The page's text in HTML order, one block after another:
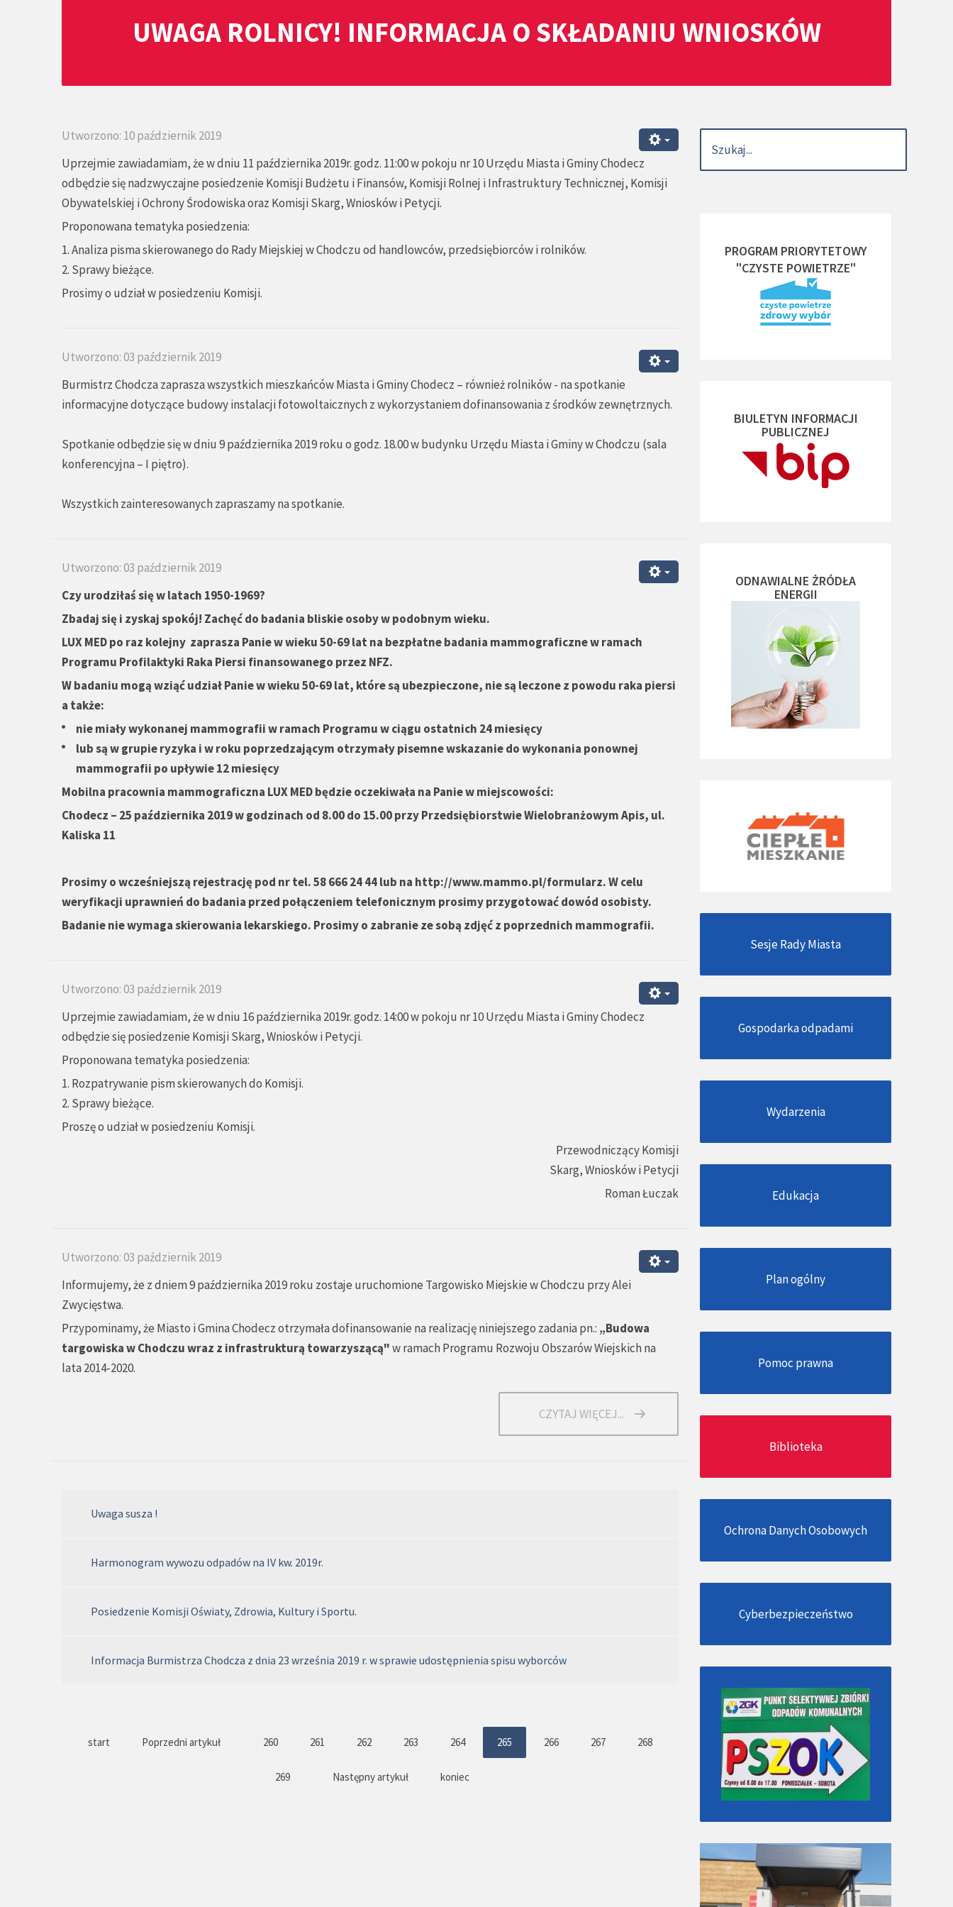
UWAGA ROLNICY! INFORMACJA O SKŁADANIU WNIOSKÓW
Utworzono: 10 październik 2019
Uprzejmie zawiadamiam, że w dniu 11 października 2019r. godz. 11:00 w pokoju nr 10 Urzędu Miasta i Gminy Chodecz
odbędzie się nadzwyczajne posiedzenie Komisji Budżetu i Finansów, Komisji Rolnej i Infrastruktury Technicznej, Komisji
Obywatelskiej i Ochrony Środowiska oraz Komisji Skarg, Wniosków i Petycji.
Proponowana tematyka posiedzenia:
1. Analiza pisma skierowanego do Rady Miejskiej w Chodczu od handlowców, przedsiębiorców i rolników.
2. Sprawy bieżące.
Prosimy o udział w posiedzeniu Komisji.
Utworzono: 03 październik 2019
Burmistrz Chodcza zaprasza wszystkich mieszkańców Miasta i Gminy Chodecz – również rolników - na spotkanie
informacyjne dotyczące budowy instalacji fotowoltaicznych z wykorzystaniem dofinansowania z środków zewnętrznych.
Spotkanie odbędzie się w dniu 9 października 2019 roku o godz. 18.00 w budynku Urzędu Miasta i Gminy w Chodczu (sala
konferencyjna – I piętro).
Wszystkich zainteresowanych zapraszamy na spotkanie.
Utworzono: 03 październik 2019
Czy urodziłaś się w latach 1950-1969?
Zbadaj się i zyskaj spokój! Zachęć do badania bliskie osoby w podobnym wieku.
LUX MED po raz kolejny zaprasza Panie w wieku 50-69 lat na bezpłatne badania mammograficzne w ramach
Programu Profilaktyki Raka Piersi finansowanego przez NFZ.
W badaniu mogą wziąć udział Panie w wieku 50-69 lat, które są ubezpieczone, nie są leczone z powodu raka piersi
a także:
nie miały wykonanej mammografii w ramach Programu w ciągu ostatnich 24 miesięcy
lub są w grupie ryzyka i w roku poprzedzającym otrzymały pisemne wskazanie do wykonania ponownej
mammografii po upływie 12 miesięcy
Mobilna pracownia mammograficzna LUX MED będzie oczekiwała na Panie w miejscowości:
Chodecz – 25 października 2019 w godzinach od 8.00 do 15.00 przy Przedsiębiorstwie Wielobranżowym Apis, ul.
Kaliska 11
Prosimy o wcześniejszą rejestrację pod nr tel. 58 666 24 44 lub na http://www.mammo.pl/formularz. W celu
weryfikacji uprawnień do badania przed połączeniem telefonicznym prosimy przygotować dowód osobisty.
Badanie nie wymaga skierowania lekarskiego. Prosimy o zabranie ze sobą zdjęć z poprzednich mammografii.
Utworzono: 03 październik 2019
Uprzejmie zawiadamiam, że w dniu 16 października 2019r. godz. 14:00 w pokoju nr 10 Urzędu Miasta i Gminy Chodecz
odbędzie się posiedzenie Komisji Skarg, Wniosków i Petycji.
Proponowana tematyka posiedzenia:
1. Rozpatrywanie pism skierowanych do Komisji.
2. Sprawy bieżące.
Proszę o udział w posiedzeniu Komisji.
Przewodniczący Komisji
Skarg, Wniosków i Petycji
Roman Łuczak
Utworzono: 03 październik 2019
Informujemy, że z dniem 9 października 2019 roku zostaje uruchomione Targowisko Miejskie w Chodczu przy Alei
Zwycięstwa.
Przypominamy, że Miasto i Gmina Chodecz otrzymała dofinansowanie na realizację niniejszego zadania pn.: „Budowa
targowiska w Chodczu wraz z infrastrukturą towarzyszącą"w ramach Programu Rozwoju Obszarów Wiejskich na
lata 2014-2020.
CZYTAJ WIĘCEJ...
Uwaga susza !
Harmonogram wywozu odpadów na IV kw. 2019r.
Posiedzenie Komisji Oświaty, Zdrowia, Kultury i Sportu.
Informacja Burmistrza Chodcza z dnia 23 września 2019 r. w sprawie udostępnienia spisu wyborców
start Poprzedni artykuł 260 261 262 263 264 265 266 267 268
269 Następny artykuł koniec
PROGRAM PRIORYTETOWY
"CZYSTE POWIETRZE"
BIULETYN INFORMACJI
PUBLICZNEJ
ODNAWIALNE ŻRÓDŁA
ENERGII
Sesje Rady Miasta
Gospodarka odpadami
Wydarzenia
Edukacja
Plan ogólny
Pomoc prawna
Biblioteka
Ochrona Danych Osobowych
Cyberbezpieczeństwo